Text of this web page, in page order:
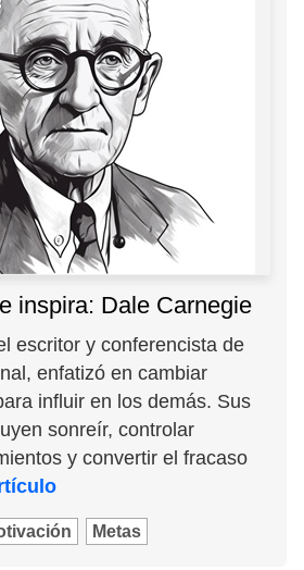
inspira: Dale Carnegie
escritor y conferencista de
enfatizó en cambiar
influir en los demás. Sus
sonreír, controlar
y convertir el fracaso
Metas